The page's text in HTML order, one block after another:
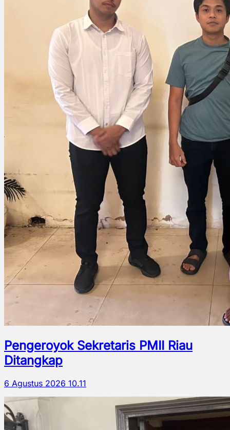
Pengeroyok Sekretaris PMII Riau
Ditangkap
6 Agustus 2026 10.11